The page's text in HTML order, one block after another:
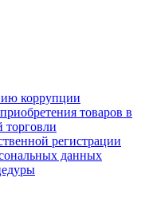
коррупции
товаров в
торговли
регистрации
данных